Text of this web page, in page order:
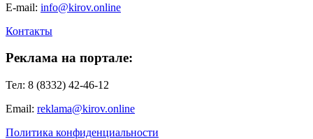
E-mail: info@kirov.online
Контакты
Реклама на портале:
Тел: 8 (8332) 42-46-12
Email: reklama@kirov.online
Политика конфиденциальности